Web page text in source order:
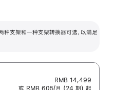
支架和一种支架转换器可选，以满足
RMB 14,499
或 RMB 605/月 (24 期) 起